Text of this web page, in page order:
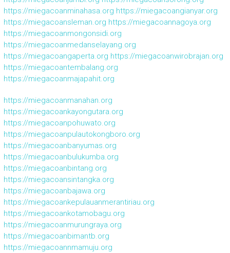
https://miegacoanminahasa.org https://miegacoangianyar.org
https://miegacoansleman.org https://miegacoannagoya.org
https://miegacoanmongonsidi.org
https://miegacoanmedanselayang.org
https://miegacoangaperta.org https://miegacoanwirobrajan.org
https://miegacoantembalang.org
https://miegacoanmajapahit.org
https://miegacoanmanahan.org
https://miegacoankayongutara.org
https://miegacoanpohuwato.org
https://miegacoanpulautokongboro.org
https://miegacoanbanyumas.org
https://miegacoanbulukumba.org
https://miegacoanbintang.org
https://miegacoansintangka.org
https://miegacoanbajawa.org
https://miegacoankepulauanmerantiriau.org
https://miegacoankotamobagu.org
https://miegacoanmurungraya.org
https://miegacoanbimantb.org
https://miegacoannmamuju.org